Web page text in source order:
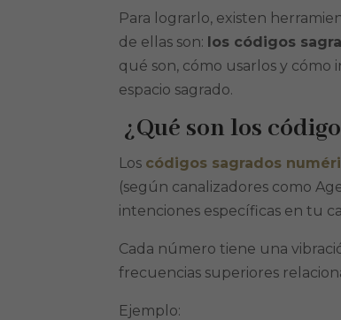
Para lograrlo, existen
de ellas son: los códigos
qué son, cómo usarlos y
espacio sagrado.
¿Qué son los
Los códigos sagrados
(según canalizadores como
intenciones específicas en tu
Cada número tiene una
frecuencias superiores
Ejemplo: